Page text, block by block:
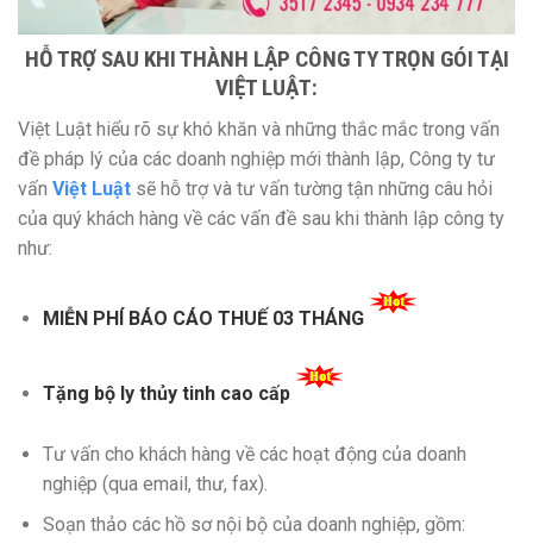
HỖ TRỢ SAU KHI THÀNH LẬP CÔNG TY TRỌN GÓI TẠI
VIỆT LUẬT:
Việt Luật hiểu rõ sự khó khăn và những thắc mắc trong vấn
đề pháp lý của các doanh nghiệp mới thành lập, Công ty tư
vấn Việt Luật sẽ hỗ trợ và tư vấn tường tận những câu hỏi
của quý khách hàng về các vấn đề sau khi thành lập công ty
như:
MIỄN PHÍ BÁO CÁO THUẾ 03 THÁNG
Tặng bộ ly thủy tinh cao cấp
Tư vấn cho khách hàng về các hoạt động của doanh
nghiệp (qua email, thư, fax).
Soạn thảo các hồ sơ nội bộ của doanh nghiệp, gồm: